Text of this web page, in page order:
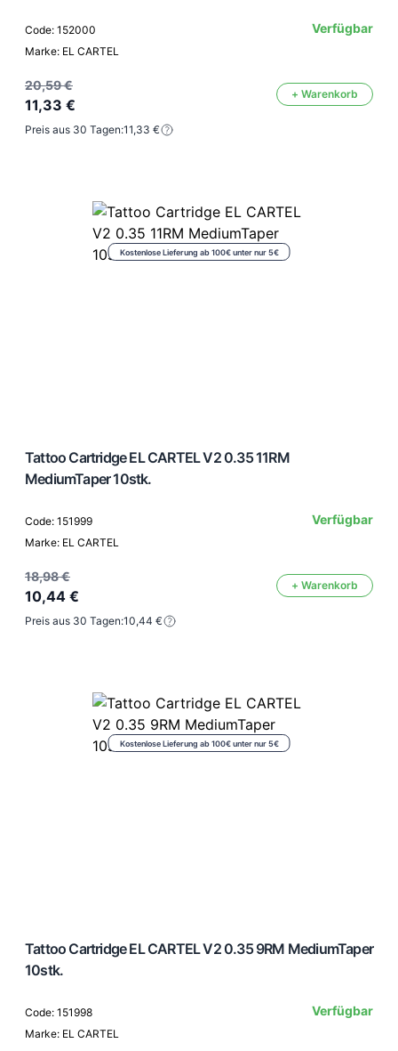
Code: 152000
Marke: EL CARTEL
Verfügbar
20,59 €
11,33 €
+ Warenkorb
Preis aus 30 Tagen:11,33 €
Kostenlose Lieferung ab 100€ unter nur 5€
Tattoo Cartridge EL CARTEL V2 0.35 11RM
MediumTaper 10stk.
Code: 151999
Marke: EL CARTEL
Verfügbar
18,98 €
10,44 €
+ Warenkorb
Preis aus 30 Tagen:10,44 €
Kostenlose Lieferung ab 100€ unter nur 5€
Tattoo Cartridge EL CARTEL V2 0.35 9RM MediumTaper
10stk.
Code: 151998
Marke: EL CARTEL
Verfügbar